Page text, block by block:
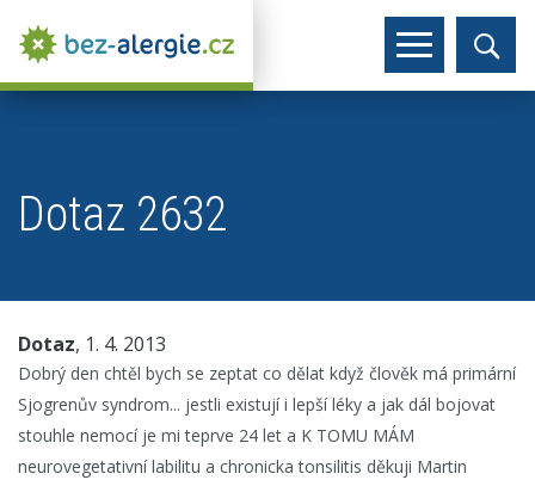
Dotaz 2632
Dotaz, 1. 4. 2013
Dobrý den chtěl bych se zeptat co dělat když člověk má primární
Sjogrenův syndrom... jestli existují i lepší léky a jak dál bojovat
stouhle nemocí je mi teprve 24 let a K TOMU MÁM
neurovegetativní labilitu a chronicka tonsilitis děkuji Martin